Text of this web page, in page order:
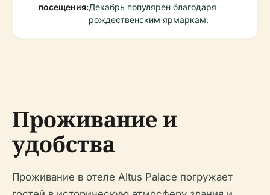
посещения:Декабрь популярен благодаря
рождественским ярмаркам.
Проживание и
удобства
Проживание в отеле Altus Palace погружает